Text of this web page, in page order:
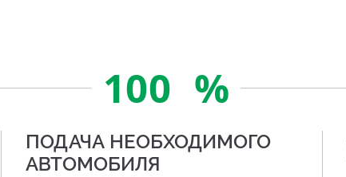
100 %
ПОДАЧА НЕОБХОДИМОГО
АВТОМОБИЛЯ